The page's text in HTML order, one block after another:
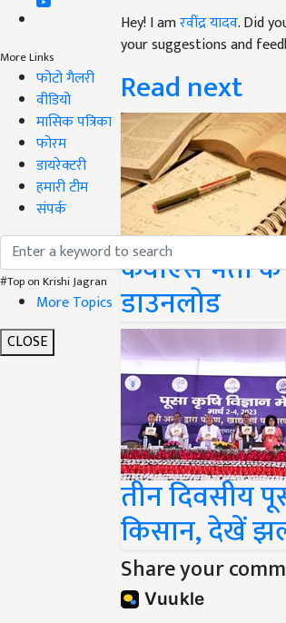
More Links
फोटो गैलरी
वीडियो
मासिक पत्रिका
फोरम
डायरेक्टरी
हमारी टीम
संपर्क
#Top on Krishi Jagran
More Topics
CLOSE
your suggestions and
Read next
केवीएस भर्ती
डाउनलोड
तीन दिवसीय
किसान, देखें
Share your